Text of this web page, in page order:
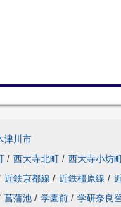
津川市
/ 西大寺北町 / 西大寺小坊
近鉄京都線 / 近鉄橿原線 /
菖蒲池 / 学園前 / 学研奈良